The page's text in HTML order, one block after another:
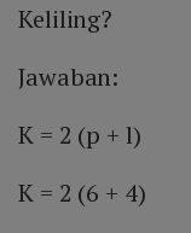
Keliling?
Jawaban:
K = 2 (p + l)
K = 2 (6 + 4)